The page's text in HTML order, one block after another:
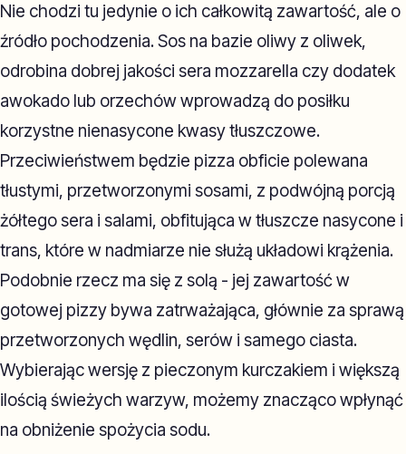
Nie chodzi tu jedynie o ich całkowitą zawartość, ale o
źródło pochodzenia. Sos na bazie oliwy z oliwek,
odrobina dobrej jakości sera mozzarella czy dodatek
awokado lub orzechów wprowadzą do posiłku
korzystne nienasycone kwasy tłuszczowe.
Przeciwieństwem będzie pizza obficie polewana
tłustymi, przetworzonymi sosami, z podwójną porcją
żółtego sera i salami, obfitująca w tłuszcze nasycone i
trans, które w nadmiarze nie służą układowi krążenia.
Podobnie rzecz ma się z solą - jej zawartość w
gotowej pizzy bywa zatrważająca, głównie za sprawą
przetworzonych wędlin, serów i samego ciasta.
Wybierając wersję z pieczonym kurczakiem i większą
ilością świeżych warzyw, możemy znacząco wpłynąć
na obniżenie spożycia sodu.